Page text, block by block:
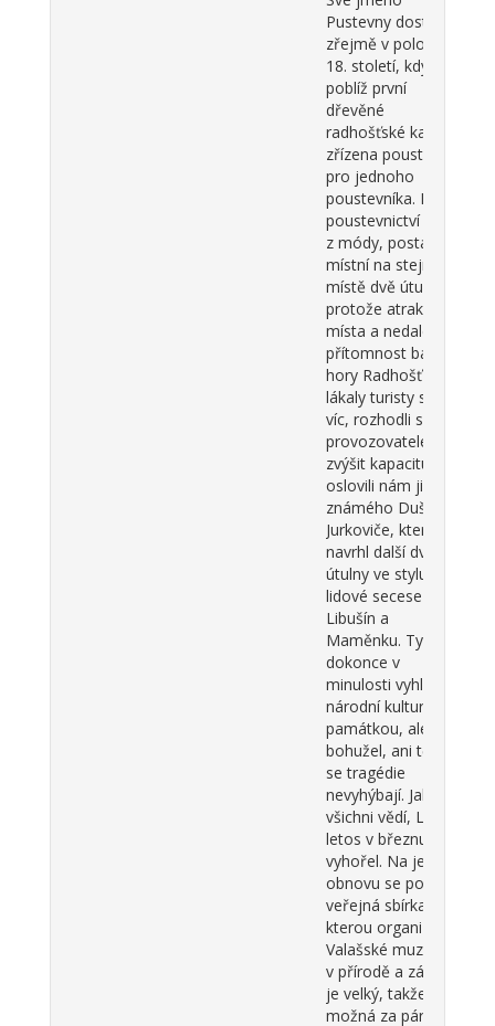
Pustevny dostaly
zřejmě v polovině
18. století, kdy byla
poblíž první
dřevěné
radhošťské kaple
zřízena poustevna
pro jednoho
poustevníka. Když
poustevnictví vyšlo
z módy, postavili
místní na stejném
místě dvě útulny, a
protože atraktivita
místa a nedaleká
přítomnost bájné
hory Radhošť
lákaly turisty stále
víc, rozhodli se
provozovatelé
zvýšit kapacitu a
oslovili nám již
známého Dušana
Jurkoviče, který
navrhl další dvě
útulny ve stylu
lidové secese –
Libušín a
Maměnku. Ty byly
dokonce v
minulosti vyhlášeny
národní kulturní
památkou, ale
bohužel, ani těm
se tragédie
nevyhýbají. Jak asi
všichni vědí, Libušín
letos v březnu
vyhořel. Na jeho
obnovu se pořádá
veřejná sbírka,
kterou organizuje
Valašské muzeum
v přírodě a zájem
je velký, takže
možná za pár let ...